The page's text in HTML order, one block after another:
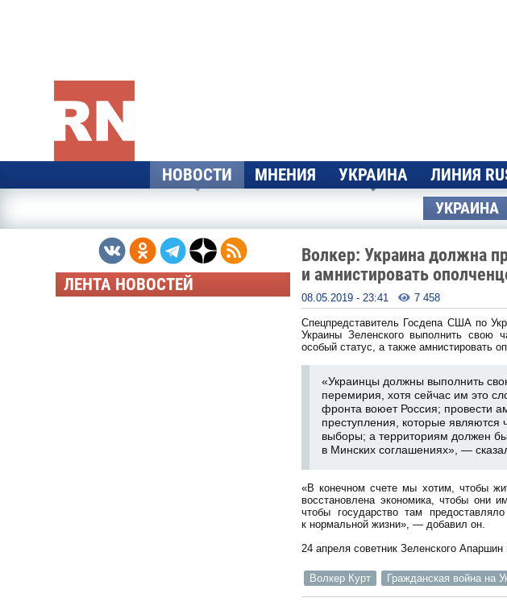
НОВОСТИ МНЕНИЯ УКРАИНА ЛИНИЯ
УКРАИНА
ЛЕНТА НОВОСТЕЙ
Волкер: Украина должна
и амнистировать
08.05.2019 - 23:41  7 458
Спецпредставитель Госдепа США по
Украины Зеленского выполнить свою
особый статус, а также амнистировать
«Украинцы должны выполнить
перемирия, хотя сейчас им это
фронта воюет Россия; провести
преступления, которые
выборы; а территориям должен
в Минских соглашениях», —
«В конечном счете мы хотим, чтобы
восстановлена экономика, чтобы они
чтобы государство там
к нормальной жизни», — добавил он.
24 апреля советник Зеленского
Волкер Курт Гражданская война на